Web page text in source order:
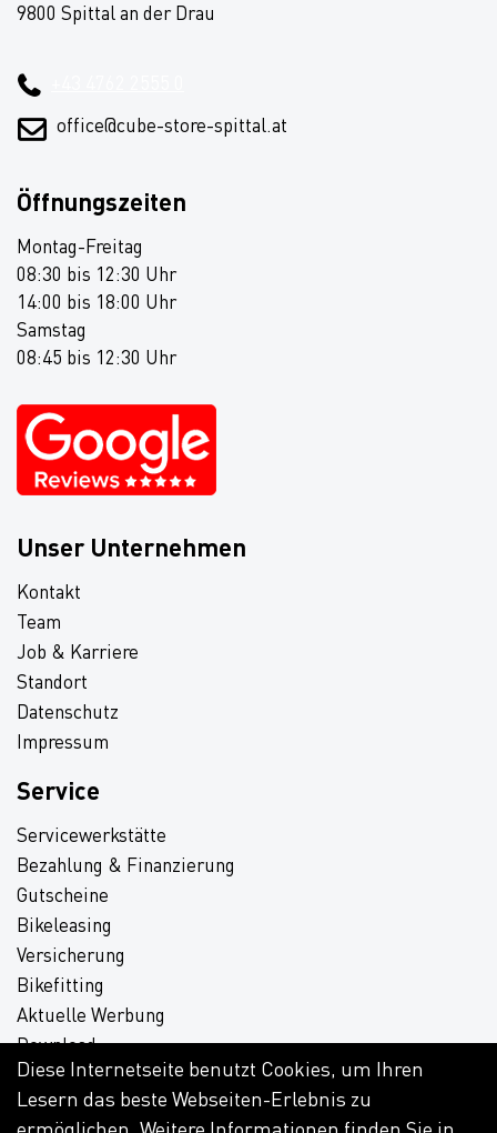
9800 Spittal an der Drau
office@cube-store-spittal.at
Öffnungszeiten
Montag-Freitag
08:30 bis 12:30 Uhr
14:00 bis 18:00 Uhr
Samstag
08:45 bis 12:30 Uhr
Unser Unternehmen
Kontakt
Team
Job & Karriere
Standort
Datenschutz
Impressum
Service
Servicewerkstätte
Bezahlung & Finanzierung
Gutscheine
Bikeleasing
Versicherung
Bikefitting
Aktuelle Werbung
Download
Diese Internetseite benutzt Cookies, um Ihren
Lesern das beste Webseiten-Erlebnis zu